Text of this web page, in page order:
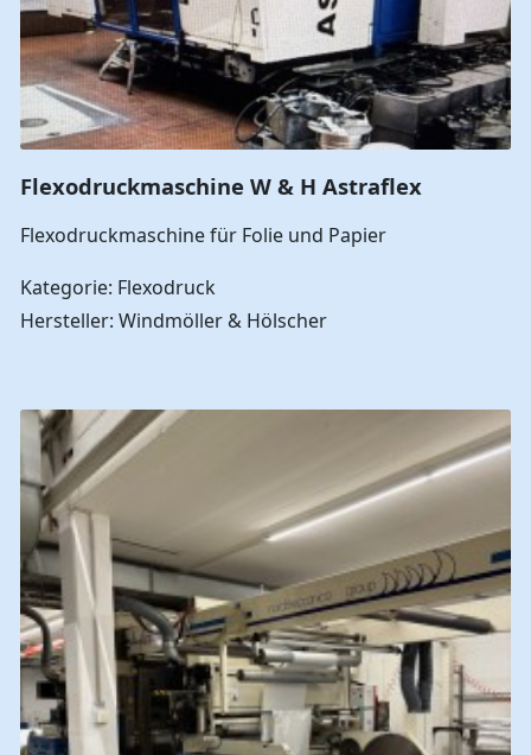
Flexodruckmaschine W & H Astraflex
Flexodruckmaschine für Folie und Papier
Kategorie: Flexodruck
Hersteller: Windmöller & Hölscher